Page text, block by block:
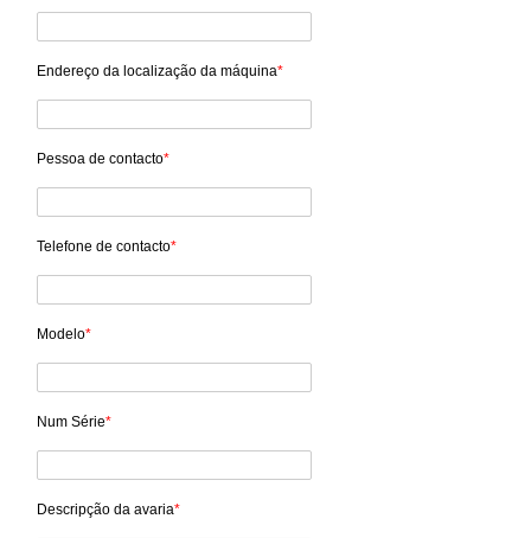
Endereço da localização da máquina*
Pessoa de contacto*
Telefone de contacto*
Modelo*
Num Série*
Descripção da avaria*